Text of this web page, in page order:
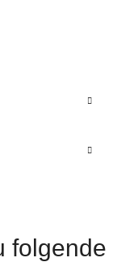
folgende